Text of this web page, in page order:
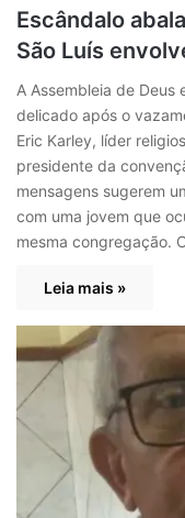
Escândalo
São Luís
A Assembleia de Deus
delicado após o
Eric Karley, líder
presidente da
mensagens sugerem
com uma jovem que
mesma congregação.
Leia mais »